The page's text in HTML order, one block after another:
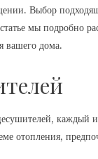
Выбор
мы подробно
вашего дома.
каждый
отопления,